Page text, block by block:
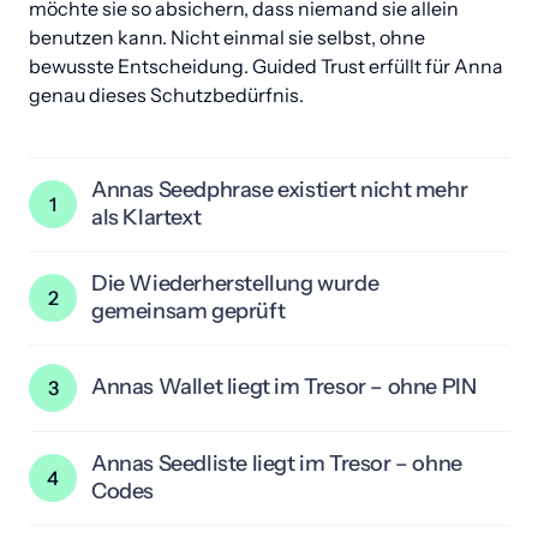
möchte sie so absichern, dass niemand sie allein
benutzen kann. Nicht einmal sie selbst, ohne
bewusste Entscheidung. Guided Trust erfüllt für Anna
genau dieses Schutzbedürfnis.
1
Annas Seedphrase existiert nicht mehr
als Klartext
handschriftliche Seedphrase dokumentiert vernichtet.
Es existiert kein Papier, kein Foto, keine digitale Kopie
mehr. Die Wiederherstellung ist nur noch über die
möglich.
2
Die Wiederherstellung wurde
gemeinsam geprüft
So wird sichergestellt, dass alle Schritte korrekt
3 Annas Wallet liegt im Tresor – ohne PIN
Aktivierungsmerkmale wie PIN oder Passphrase
verbleiben bei Anna. Eine eigenständige Nutzung durch
4
Annas Seedliste liegt im Tresor – ohne
Codes